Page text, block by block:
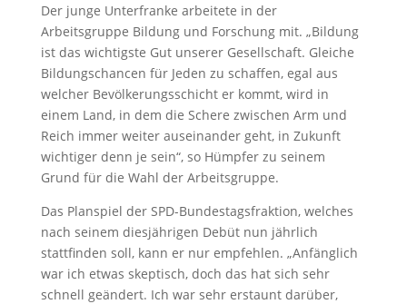
Der junge Unterfranke arbeitete in der
Arbeitsgruppe Bildung und Forschung mit. „Bildung
ist das wichtigste Gut unserer Gesellschaft. Gleiche
Bildungschancen für Jeden zu schaffen, egal aus
welcher Bevölkerungsschicht er kommt, wird in
einem Land, in dem die Schere zwischen Arm und
Reich immer weiter auseinander geht, in Zukunft
wichtiger denn je sein“, so Hümpfer zu seinem
Grund für die Wahl der Arbeitsgruppe.
Das Planspiel der SPD-Bundestagsfraktion, welches
nach seinem diesjährigen Debüt nun jährlich
stattfinden soll, kann er nur empfehlen. „Anfänglich
war ich etwas skeptisch, doch das hat sich sehr
schnell geändert. Ich war sehr erstaunt darüber,